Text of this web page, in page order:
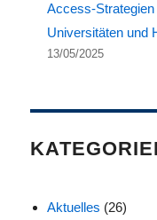
Access-
Universitäten und
13/05/2025
Aktuelles (26)